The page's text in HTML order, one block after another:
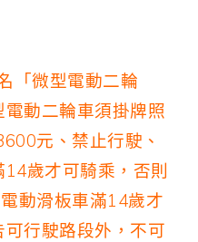
「微型電動二輪
動二輪車須掛牌照
元、禁止行駛、
歲才可騎乘，否則
動滑板車滿14歲才
行駛路段外，不可